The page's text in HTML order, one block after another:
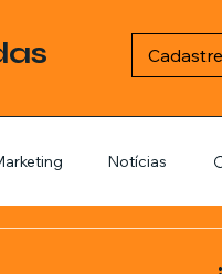
Notícias